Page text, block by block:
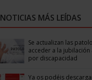
NOTICIAS MÁS LEÍDAS
Se actualizan las
acceder a la
por discapacidad
Ya os podéis